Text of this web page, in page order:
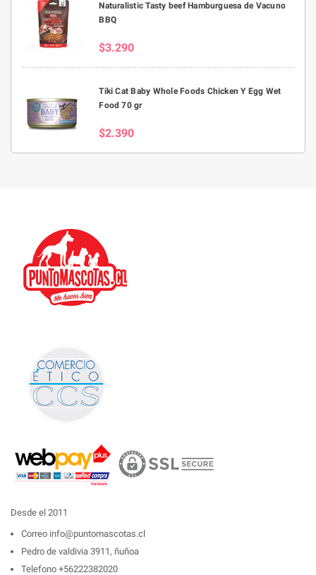
Naturalistic Tasty beef Hamburguesa de Vacuno
BBQ
$3.290
Tiki Cat Baby Whole Foods Chicken Y Egg Wet
Food 70 gr
$2.390
Desde el 2011
Correo info@puntomascotas.cl
Pedro de valdivia 3911, ñuñoa
Telefono +56222382020